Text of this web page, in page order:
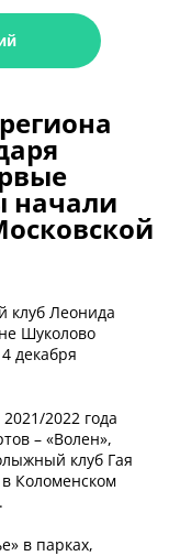
начали
клуб Леонида
Шуколово
декабря
2022 года
– «Волен»,
клуб Гая
Коломенском
в парках,